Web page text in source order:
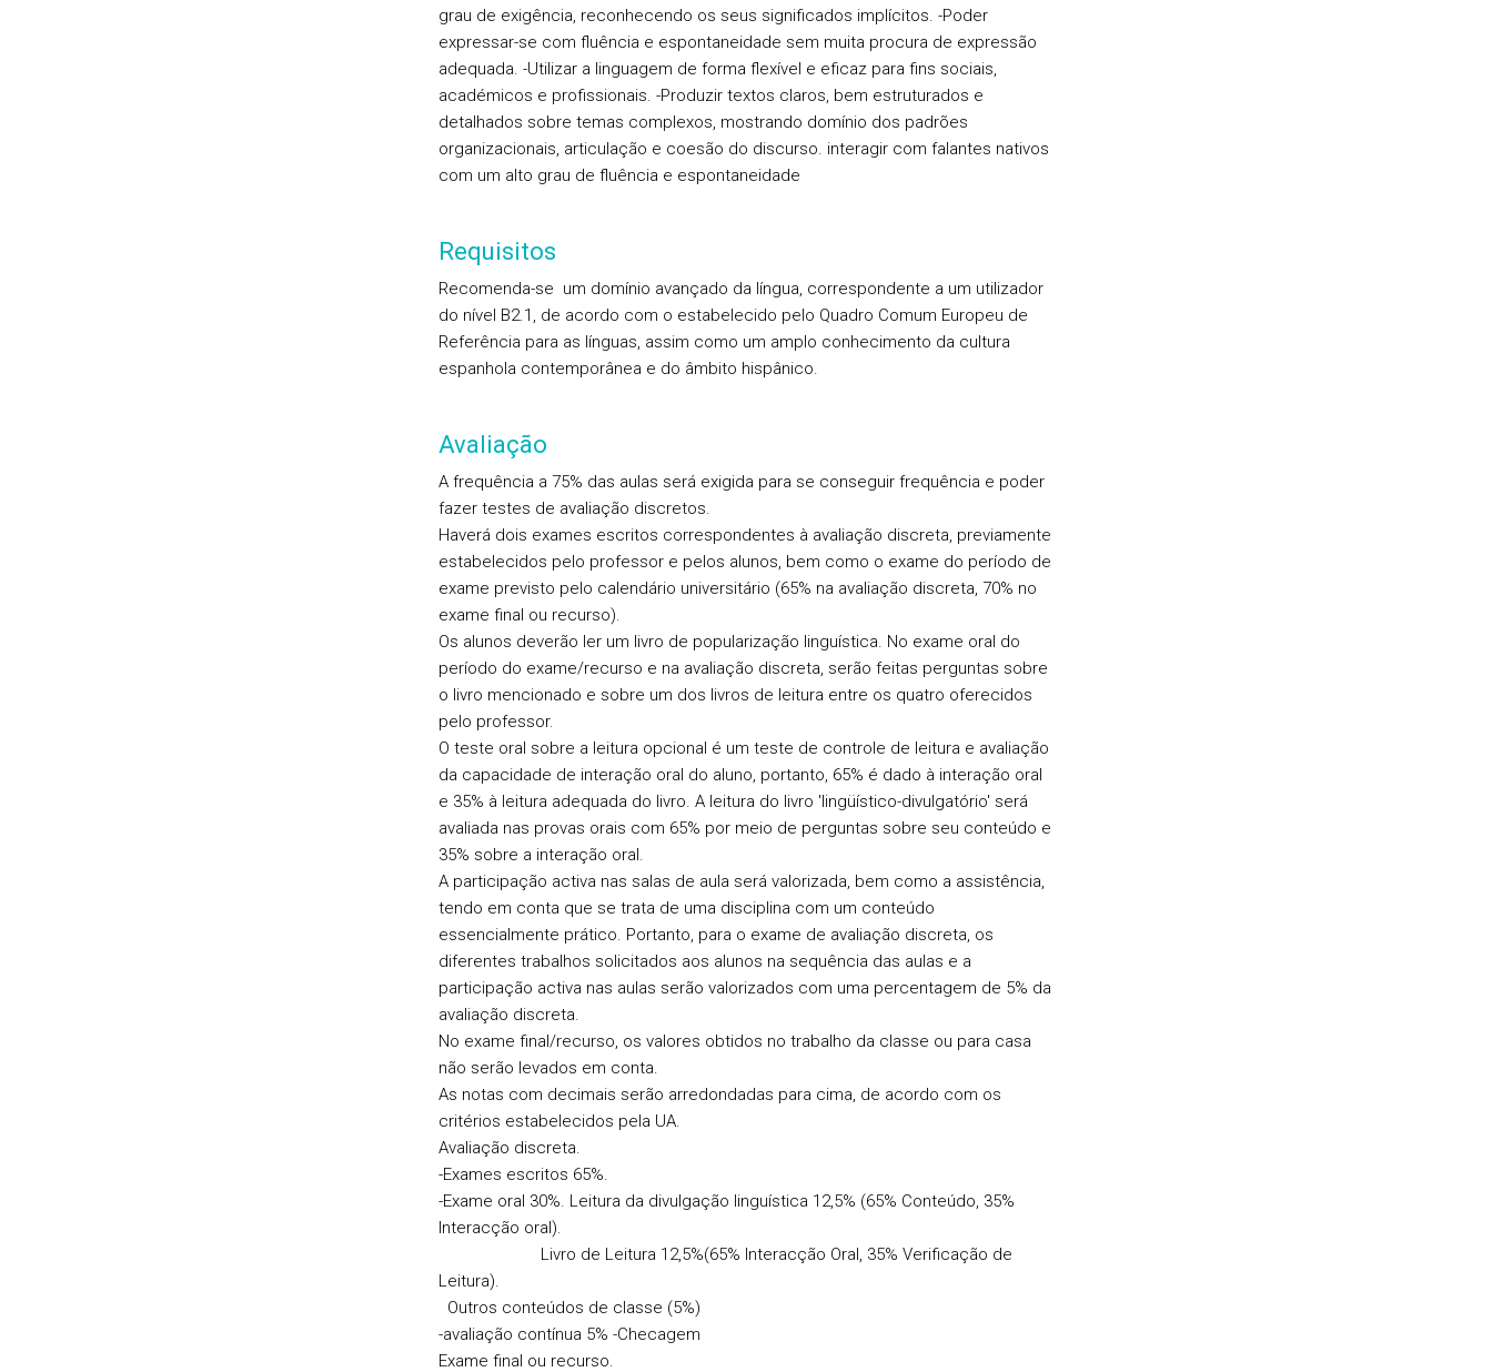
grau de exigência, reconhecendo os seus significados implícitos. -Poder
expressar-se com fluência e espontaneidade sem muita procura de expressão
adequada. -Utilizar a linguagem de forma flexível e eficaz para fins sociais,
académicos e profissionais. -Produzir textos claros, bem estruturados e
detalhados sobre temas complexos, mostrando domínio dos padrões
organizacionais, articulação e coesão do discurso. interagir com falantes nativos
com um alto grau de fluência e espontaneidade
Requisitos
Recomenda-se um domínio avançado da língua, correspondente a um utilizador
do nível B2.1, de acordo com o estabelecido pelo Quadro Comum Europeu de
Referência para as línguas, assim como um amplo conhecimento da cultura
espanhola contemporânea e do âmbito hispânico.
Avaliação
A frequência a 75% das aulas será exigida para se conseguir frequência e poder
fazer testes de avaliação discretos.
Haverá dois exames escritos correspondentes à avaliação discreta, previamente
estabelecidos pelo professor e pelos alunos, bem como o exame do período de
exame previsto pelo calendário universitário (65% na avaliação discreta, 70% no
exame final ou recurso).
Os alunos deverão ler um livro de popularização linguística. No exame oral do
período do exame/recurso e na avaliação discreta, serão feitas perguntas sobre
o livro mencionado e sobre um dos livros de leitura entre os quatro oferecidos
pelo professor.
O teste oral sobre a leitura opcional é um teste de controle de leitura e avaliação
da capacidade de interação oral do aluno, portanto, 65% é dado à interação oral
e 35% à leitura adequada do livro. A leitura do livro 'lingüístico-divulgatório' será
avaliada nas provas orais com 65% por meio de perguntas sobre seu conteúdo e
35% sobre a interação oral.
A participação activa nas salas de aula será valorizada, bem como a assistência,
tendo em conta que se trata de uma disciplina com um conteúdo
essencialmente prático. Portanto, para o exame de avaliação discreta, os
diferentes trabalhos solicitados aos alunos na sequência das aulas e a
participação activa nas aulas serão valorizados com uma percentagem de 5% da
avaliação discreta.
No exame final/recurso, os valores obtidos no trabalho da classe ou para casa
não serão levados em conta.
As notas com decimais serão arredondadas para cima, de acordo com os
critérios estabelecidos pela UA.
Avaliação discreta.
-Exames escritos 65%.
-Exame oral 30%. Leitura da divulgação linguística 12,5% (65% Conteúdo, 35%
Interacção oral).
Livro de Leitura 12,5%(65% Interacção Oral, 35% Verificação de
Leitura).
Outros conteúdos de classe (5%)
-avaliação contínua 5% -Checagem
Exame final ou recurso.